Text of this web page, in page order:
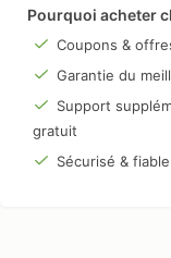
Pourquoi acheter
Coupons &
Garantie du
Support
gratuit
Sécurisé & fiable